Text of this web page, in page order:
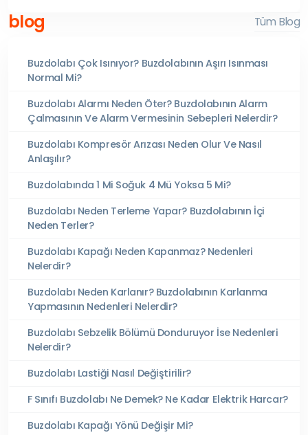
blog Tüm Blog
Buzdolabı Çok Isınıyor? Buzdolabının Aşırı Isınması
Normal Mi?
Buzdolabı Alarmı Neden Öter? Buzdolabının Alarm
Çalmasının Ve Alarm Vermesinin Sebepleri Nelerdir?
Buzdolabı Kompresör Arızası Neden Olur Ve Nasıl
Anlaşılır?
Buzdolabında 1 Mi Soğuk 4 Mü Yoksa 5 Mi?
Buzdolabı Neden Terleme Yapar? Buzdolabının İçi
Neden Terler?
Buzdolabı Kapağı Neden Kapanmaz? Nedenleri
Nelerdir?
Buzdolabı Neden Karlanır? Buzdolabının Karlanma
Yapmasının Nedenleri Nelerdir?
Buzdolabı Sebzelik Bölümü Donduruyor İse Nedenleri
Nelerdir?
Buzdolabı Lastiği Nasıl Değiştirilir?
F Sınıfı Buzdolabı Ne Demek? Ne Kadar Elektrik Harcar?
Buzdolabı Kapağı Yönü Değişir Mi?